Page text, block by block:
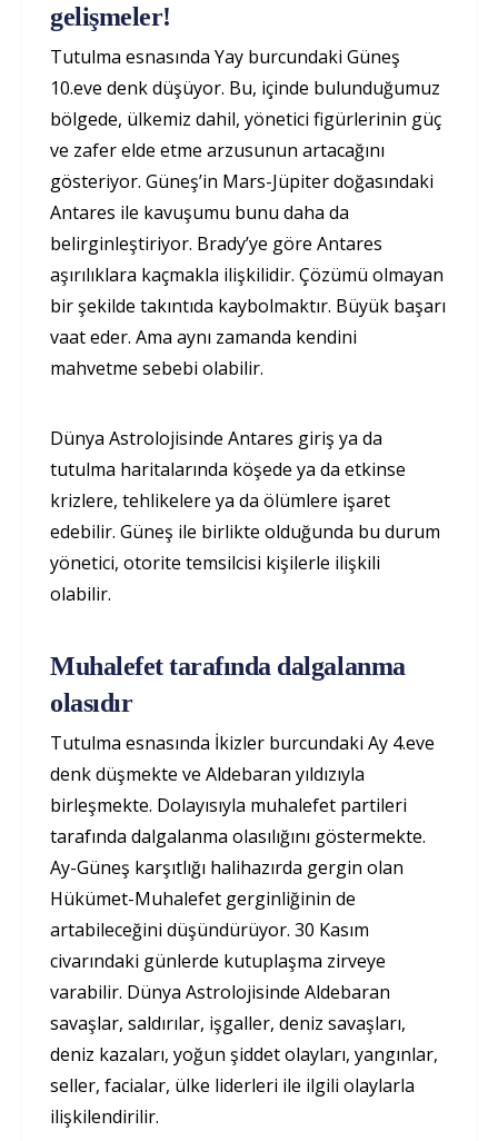
gelişmeler!
Tutulma esnasında Yay burcundaki Güneş
10.eve denk düşüyor. Bu, içinde bulunduğumuz
bölgede, ülkemiz dahil, yönetici figürlerinin güç
ve zafer elde etme arzusunun artacağını
gösteriyor. Güneş’in Mars-Jüpiter doğasındaki
Antares ile kavuşumu bunu daha da
belirginleştiriyor. Brady’ye göre Antares
aşırılıklara kaçmakla ilişkilidir. Çözümü olmayan
bir şekilde takıntıda kaybolmaktır. Büyük başarı
vaat eder. Ama aynı zamanda kendini
mahvetme sebebi olabilir.
Dünya Astrolojisinde Antares giriş ya da
tutulma haritalarında köşede ya da etkinse
krizlere, tehlikelere ya da ölümlere işaret
edebilir. Güneş ile birlikte olduğunda bu durum
yönetici, otorite temsilcisi kişilerle ilişkili
olabilir.
Muhalefet tarafında dalgalanma
olasıdır
Tutulma esnasında İkizler burcundaki Ay 4.eve
denk düşmekte ve Aldebaran yıldızıyla
birleşmekte. Dolayısıyla muhalefet partileri
tarafında dalgalanma olasılığını göstermekte.
Ay-Güneş karşıtlığı halihazırda gergin olan
Hükümet-Muhalefet gerginliğinin de
artabileceğini düşündürüyor. 30 Kasım
civarındaki günlerde kutuplaşma zirveye
varabilir. Dünya Astrolojisinde Aldebaran
savaşlar, saldırılar, işgaller, deniz savaşları,
deniz kazaları, yoğun şiddet olayları, yangınlar,
seller, facialar, ülke liderleri ile ilgili olaylarla
ilişkilendirilir.